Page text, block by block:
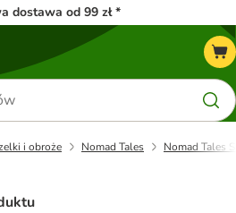
dostawa od 99 zł *
i obroże Nomad Tales Nomad Tales